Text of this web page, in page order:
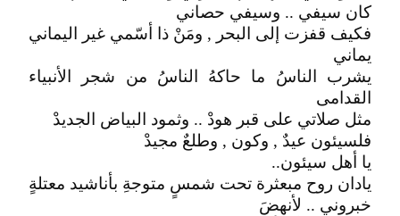
كان سيفي .. وسيفي حصاني
فكيف قفزت إلى البحر , ومَنْ ذا أسّمي غير اليماني
يماني
يشرب الناسُ ما حاكهُ الناسُ من شجر الأنبياء
القدامى
مثل صلاتي على قبر هودْ .. وثمود البياض الجديدْ
فلسيئون عيدٌ , وكون , وطلعٌ مجيدْ
يا أهل سيئون..
يادان روح مبعثرة تحت شمسٍ متوجةِ بأناشيد معتلةٍ
خبروني .. لأنهضَ